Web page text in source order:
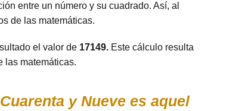
entre un número y su cuadrado. Así, al
de las matemáticas.
el valor de 17149. Este cálculo resulta
las matemáticas.
y Nueve es aquel